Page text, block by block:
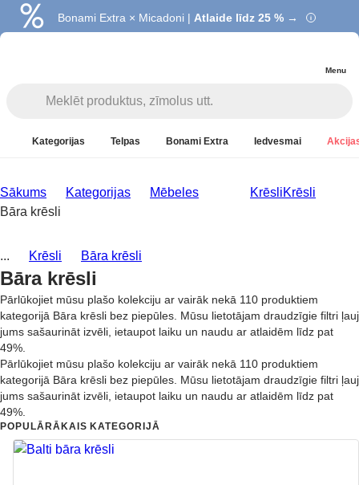
Bonami Extra × Micadoni | Atlaide līdz 25 % →
Menu
Kategorijas Telpas Bonami Extra Iedvesmai
Sākums Kategorijas Mēbeles KrēsliKrēsli
Bāra krēsli
... Krēsli Bāra krēsli
Bāra krēsli
Pārlūkojiet mūsu plašo kolekciju ar vairāk nekā 110 produktiem
kategorijā Bāra krēsli bez piepūles. Mūsu lietotājam draudzīgie filtri ļauj
jums sašaurināt izvēli, ietaupot laiku un naudu ar atlaidēm līdz pat
49%.
Pārlūkojiet mūsu plašo kolekciju ar vairāk nekā 110 produktiem
kategorijā Bāra krēsli bez piepūles. Mūsu lietotājam draudzīgie filtri ļauj
jums sašaurināt izvēli, ietaupot laiku un naudu ar atlaidēm līdz pat
49%.
POPULĀRĀKAIS KATEGORIJĀ